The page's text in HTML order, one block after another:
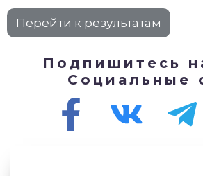
Подпишитесь
Социальные